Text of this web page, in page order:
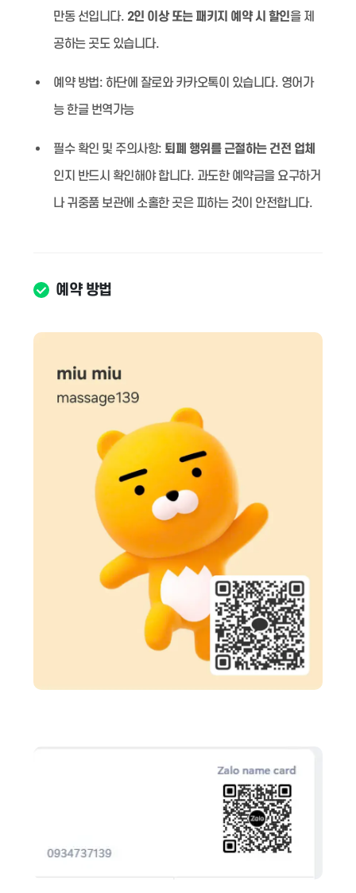
만동 선입니다. 2인 이상 또는 패키지 예약 시 할인을 제
공하는 곳도 있습니다.
예약 방법: 하단에 잘로와 카카오톡이 있습니다. 영어가
능 한글 번역가능
필수 확인 및 주의사항: 퇴폐 행위를 근절하는 건전 업체
인지 반드시 확인해야 합니다. 과도한 예약금을 요구하거
나 귀중품 보관에 소홀한 곳은 피하는 것이 안전합니다.
예약 방법